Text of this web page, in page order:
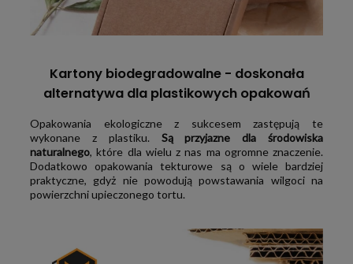
Kartony biodegradowalne - doskonała
alternatywa dla plastikowych opakowań
Opakowania ekologiczne z sukcesem zastępują te
wykonane z plastiku. Są przyjazne dla środowiska
naturalnego, które dla wielu z nas ma ogromne znaczenie.
Dodatkowo opakowania tekturowe są o wiele bardziej
praktyczne, gdyż nie powodują powstawania wilgoci na
powierzchni upieczonego tortu.